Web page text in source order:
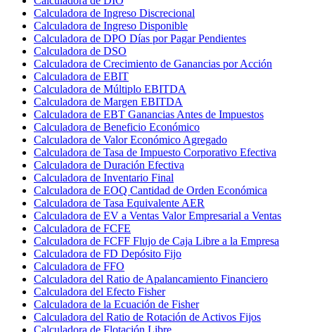
Calculadora de Ingreso Discrecional
Calculadora de Ingreso Disponible
Calculadora de DPO Días por Pagar Pendientes
Calculadora de DSO
Calculadora de Crecimiento de Ganancias por Acción
Calculadora de EBIT
Calculadora de Múltiplo EBITDA
Calculadora de Margen EBITDA
Calculadora de EBT Ganancias Antes de Impuestos
Calculadora de Beneficio Económico
Calculadora de Valor Económico Agregado
Calculadora de Tasa de Impuesto Corporativo Efectiva
Calculadora de Duración Efectiva
Calculadora de Inventario Final
Calculadora de EOQ Cantidad de Orden Económica
Calculadora de Tasa Equivalente AER
Calculadora de EV a Ventas Valor Empresarial a Ventas
Calculadora de FCFE
Calculadora de FCFF Flujo de Caja Libre a la Empresa
Calculadora de FD Depósito Fijo
Calculadora de FFO
Calculadora del Ratio de Apalancamiento Financiero
Calculadora del Efecto Fisher
Calculadora de la Ecuación de Fisher
Calculadora del Ratio de Rotación de Activos Fijos
Calculadora de Flotación Libre